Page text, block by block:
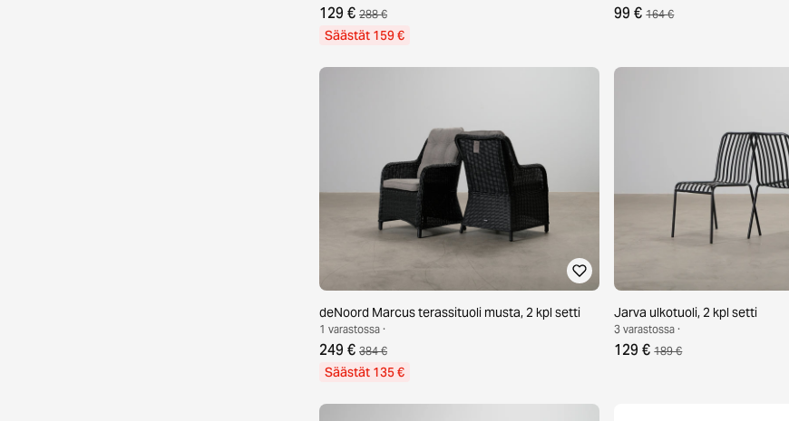
129 € 288 €
Säästät 159 €
99 € 164 €
deNoord Marcus terassituoli musta, 2 kpl setti
1 varastossa ·
249 € 384 €
Säästät 135 €
Jarva ulkotuoli, 2 kpl setti
3 varastossa ·
129 € 189 €